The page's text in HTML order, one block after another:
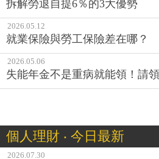
拆解勞退自提6％的3大優勢
2026.05.12
就業保險與勞工保險差在哪？
2026.05.06
失能年金不是重病就能領！請
個人理財 ‧ 今日最新
2026.07.30